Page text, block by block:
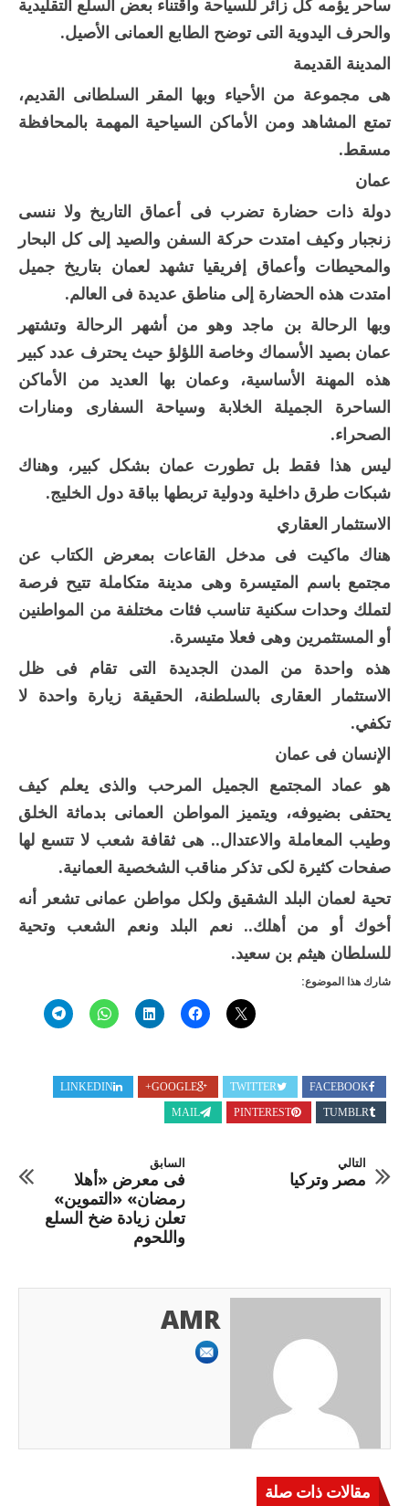
ساحر يؤمه كل زائر للسياحة واقتناء بعض السلع التقليدية
والحرف اليدوية التى توضح الطابع العمانى الأصيل.
المدينة القديمة
هى مجموعة من الأحياء وبها المقر السلطانى القديم،
تمتع المشاهد ومن الأماكن السياحية المهمة بالمحافظة
مسقط.
عمان
دولة ذات حضارة تضرب فى أعماق التاريخ ولا ننسى
زنجبار وكيف امتدت حركة السفن والصيد إلى كل البحار
والمحيطات وأعماق إفريقيا تشهد لعمان بتاريخ جميل
امتدت هذه الحضارة إلى مناطق عديدة فى العالم.
وبها الرحالة بن ماجد وهو من أشهر الرحالة وتشتهر
عمان بصيد الأسماك وخاصة اللؤلؤ حيث يحترف عدد كبير
هذه المهنة الأساسية، وعمان بها العديد من الأماكن
الساحرة الجميلة الخلابة وسياحة السفارى ومنارات
الصحراء.
ليس هذا فقط بل تطورت عمان بشكل كبير، وهناك
شبكات طرق داخلية ودولية تربطها بباقة دول الخليج.
الاستثمار العقاري
هناك ماكيت فى مدخل القاعات بمعرض الكتاب عن
مجتمع باسم المتيسرة وهى مدينة متكاملة تتيح فرصة
لتملك وحدات سكنية تناسب فئات مختلفة من المواطنين
أو المستثمرين وهى فعلا متيسرة.
هذه واحدة من المدن الجديدة التى تقام فى ظل
الاستثمار العقارى بالسلطنة، الحقيقة زيارة واحدة لا
تكفي.
الإنسان فى عمان
هو عماد المجتمع الجميل المرحب والذى يعلم كيف
يحتفى بضيوفه، ويتميز المواطن العمانى بدماثة الخلق
وطيب المعاملة والاعتدال.. هى ثقافة شعب لا تتسع لها
صفحات كثيرة لكى تذكر مناقب الشخصية العمانية.
تحية لعمان البلد الشقيق ولكل مواطن عمانى تشعر أنه
أخوك أو من أهلك.. نعم البلد ونعم الشعب وتحية
للسلطان هيثم بن سعيد.
شارك هذا الموضوع:
FACEBOOK
TWITTER
GOOGLE+
LINKEDIN
TUMBLR
PINTEREST
MAIL
السابق
فى معرض «أهلا
رمضان» «التموين»
تعلن زيادة ضخ السلع
واللحوم
التالي
مصر وتركيا
AMR
مقالات ذات صلة